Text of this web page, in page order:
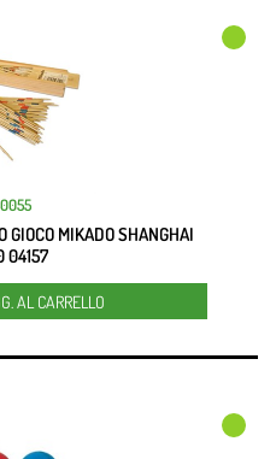
GIOCO MIKADO SHANGHAI
04157
AL CARRELLO